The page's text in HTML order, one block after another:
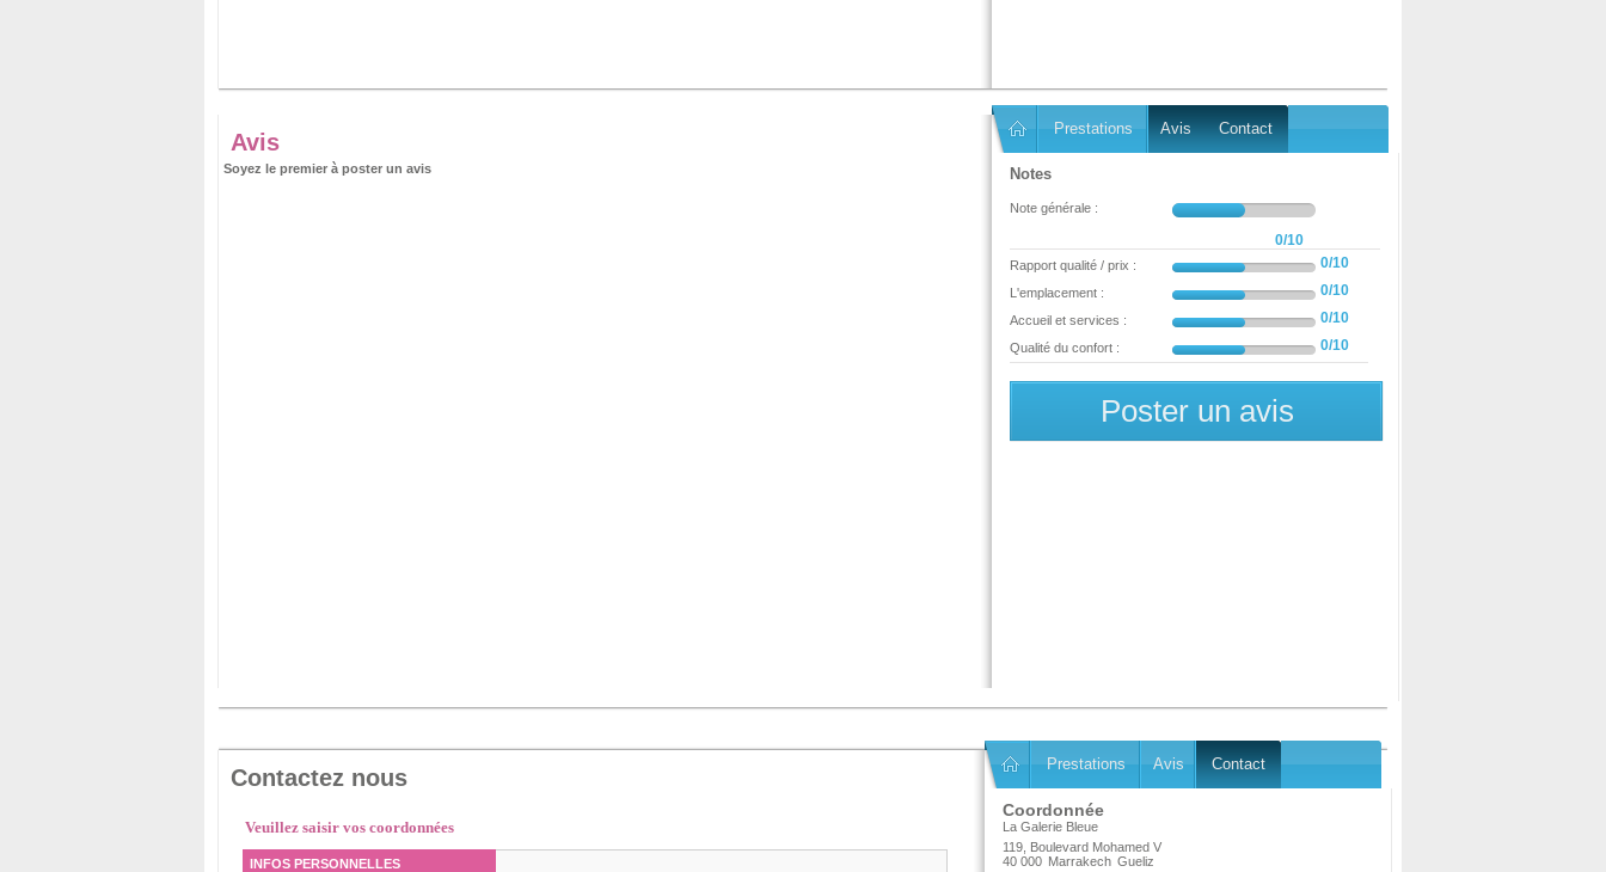
Avis
Soyez le premier à poster un avis
Prestations Avis Contact
Notes
Note générale :
0/10
Rapport qualité / prix : 0/10
L'emplacement : 0/10
Accueil et services : 0/10
Qualité du confort : 0/10
Poster un avis
Contactez nous
Veuillez saisir vos coordonnées
INFOS PERSONNELLES
Prestations Avis Contact
Coordonnée
La Galerie Bleue
119, Boulevard Mohamed V
40 000 Marrakech Gueliz